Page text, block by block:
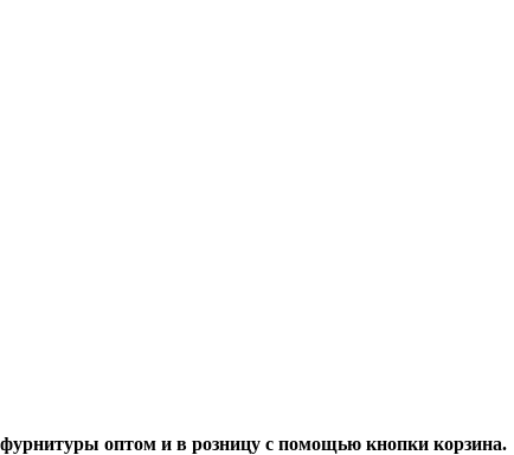
оптом и в розницу с помощью кнопки корзина.